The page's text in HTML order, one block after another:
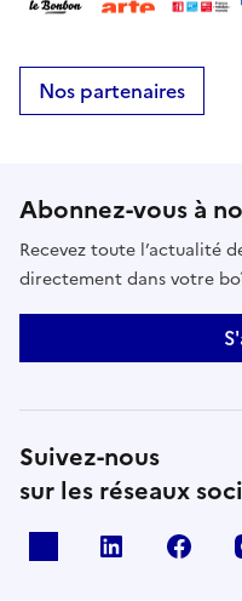
Nos partenaires
Abonnez-vous à
Recevez toute l’actualité
directement dans votre
Suivez-nous
sur les réseaux
Linkedin